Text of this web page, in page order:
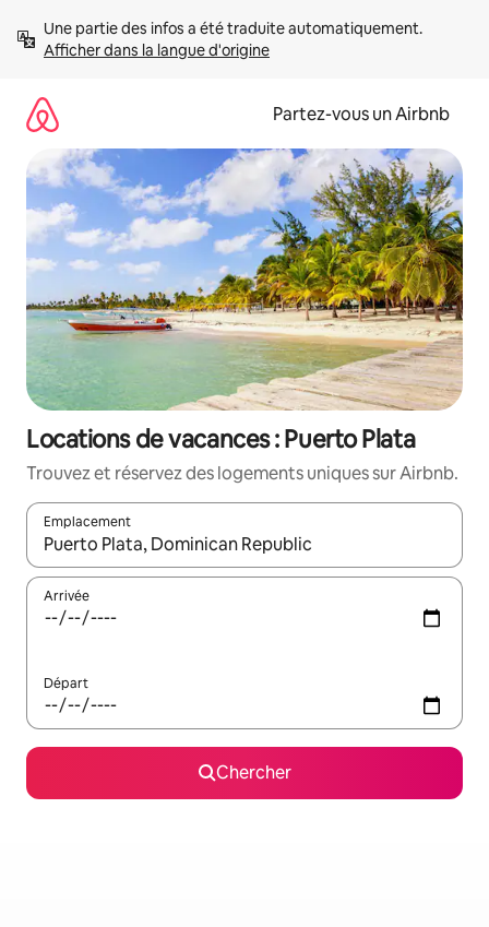
directement
Afficher dans la langue d'origine
Partez-vous un Airbnb
Locations de vacances : Puerto Plata
Trouvez et réservez des logements uniques sur Airbnb.
Emplacement
Quand les résultats sont affichés, parcourez-les en utilisant
Arrivée
Départ
Chercher